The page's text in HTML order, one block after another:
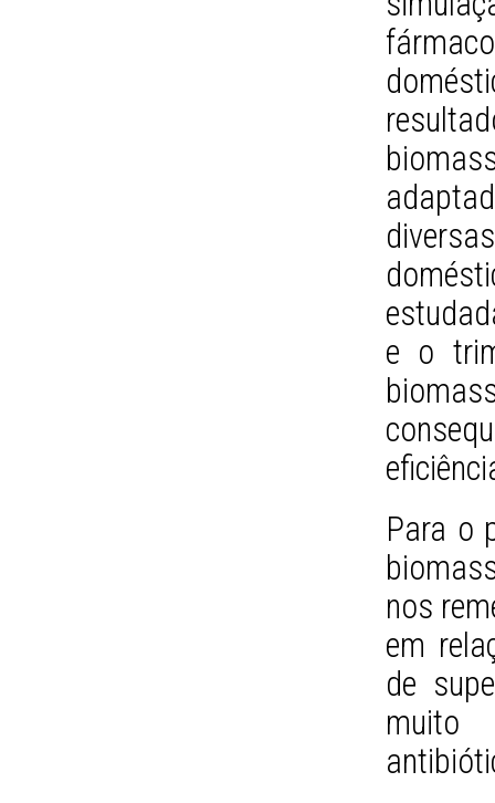
e o
Para o
nos
em
de
muito